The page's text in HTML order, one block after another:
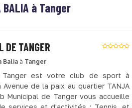
à Tanger
DE TANGER
Balia à Tanger
Tanger est votre club de sport à
de la paix au quartier TANJA
Municipal de Tanger vous accueille